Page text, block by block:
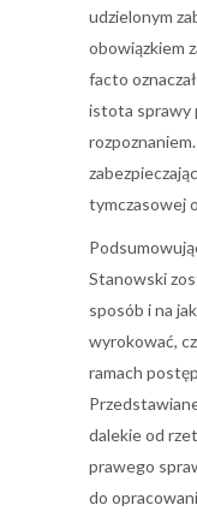
udzielonym
obowiązkiem
facto
istota sprawy
tymczasowej
Stanowski
sposób i na
wyrokować,
ramach
dalekie od
prawego
do